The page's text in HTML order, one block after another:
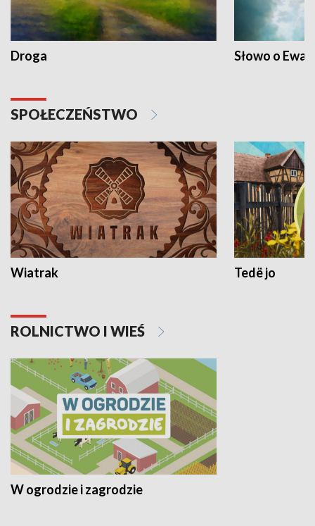
Droga Słowo o
SPOŁECZEŃSTWO
Wiatrak Tedë jo
ROLNICTWO I WIEŚ
W ogrodzie i zagrodzie